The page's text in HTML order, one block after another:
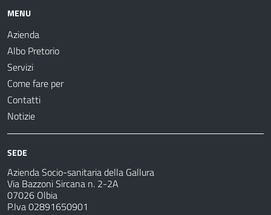
MENU
Azienda
Albo Pretorio
Servizi
Come fare per
Contatti
Notizie
SEDE
Azienda Socio-sanitaria della Gallura
Via Bazzoni Sircana n. 2-2A
07026 Olbia
P.Iva 02891650901